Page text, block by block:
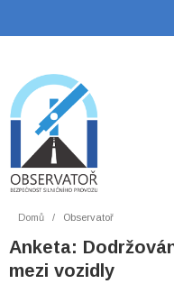
Domů Observatoř
Anketa:
mezi vozidly